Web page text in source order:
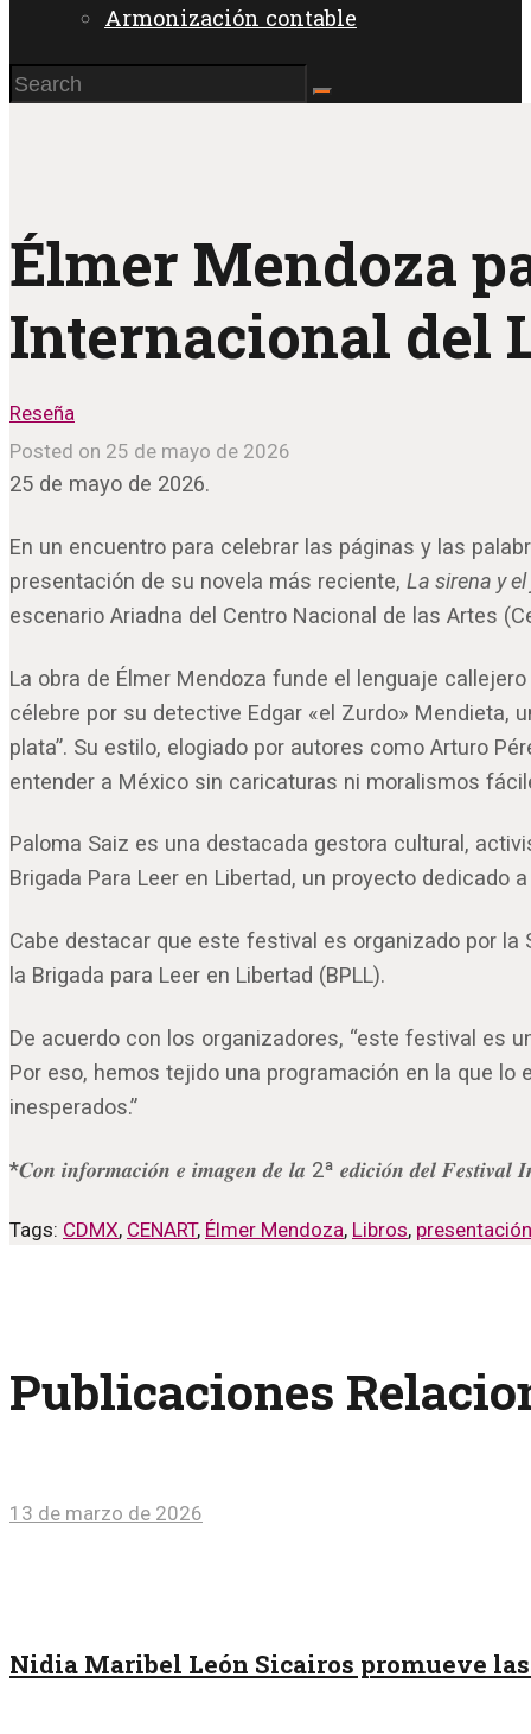
Armonización contable
Élmer Mendoza
Internacional del
Reseña
Posted on 25 de mayo de 2026
25 de mayo de 2026.
En un encuentro para celebrar las páginas y las
presentación de su novela más reciente, La sirena y
escenario Ariadna del Centro Nacional de las Artes
La obra de Élmer Mendoza funde el lenguaje
célebre por su detective Edgar «el Zurdo» Mendieta,
plata”. Su estilo, elogiado por autores como Arturo
entender a México sin caricaturas ni moralismos
Paloma Saiz es una destacada gestora cultural,
Brigada Para Leer en Libertad, un proyecto
Cabe destacar que este festival es organizado por la
la Brigada para Leer en Libertad (BPLL).
De acuerdo con los organizadores, “este festival es
Por eso, hemos tejido una programación en la que
inesperados.”
*𝑪𝒐𝒏 𝒊𝒏𝒇𝒐𝒓𝒎𝒂𝒄𝒊𝒐́𝒏 𝒆 𝒊𝒎𝒂𝒈𝒆𝒏 𝒅𝒆 𝒍𝒂 2ª 𝒆𝒅𝒊𝒄𝒊𝒐́𝒏 𝒅𝒆𝒍 𝑭𝒆𝒔𝒕𝒊𝒗𝒂𝒍
Tags: CDMX, CENART, Élmer Mendoza, Libros,
Publicaciones
13 de marzo de 2026
Nidia Maribel León Sicairos promueve